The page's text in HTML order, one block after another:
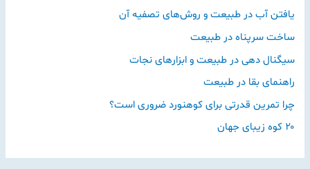
یافتن آب در طبیعت و روش‌های تصفیه آن
ساخت سرپناه در طبیعت
سیگنال دهی در طبیعت و ابزارهای نجات
راهنمای بقا در طبیعت
چرا تمرین قدرتی برای کوهنورد ضروری است؟
۲۰ کوه زیبای جهان